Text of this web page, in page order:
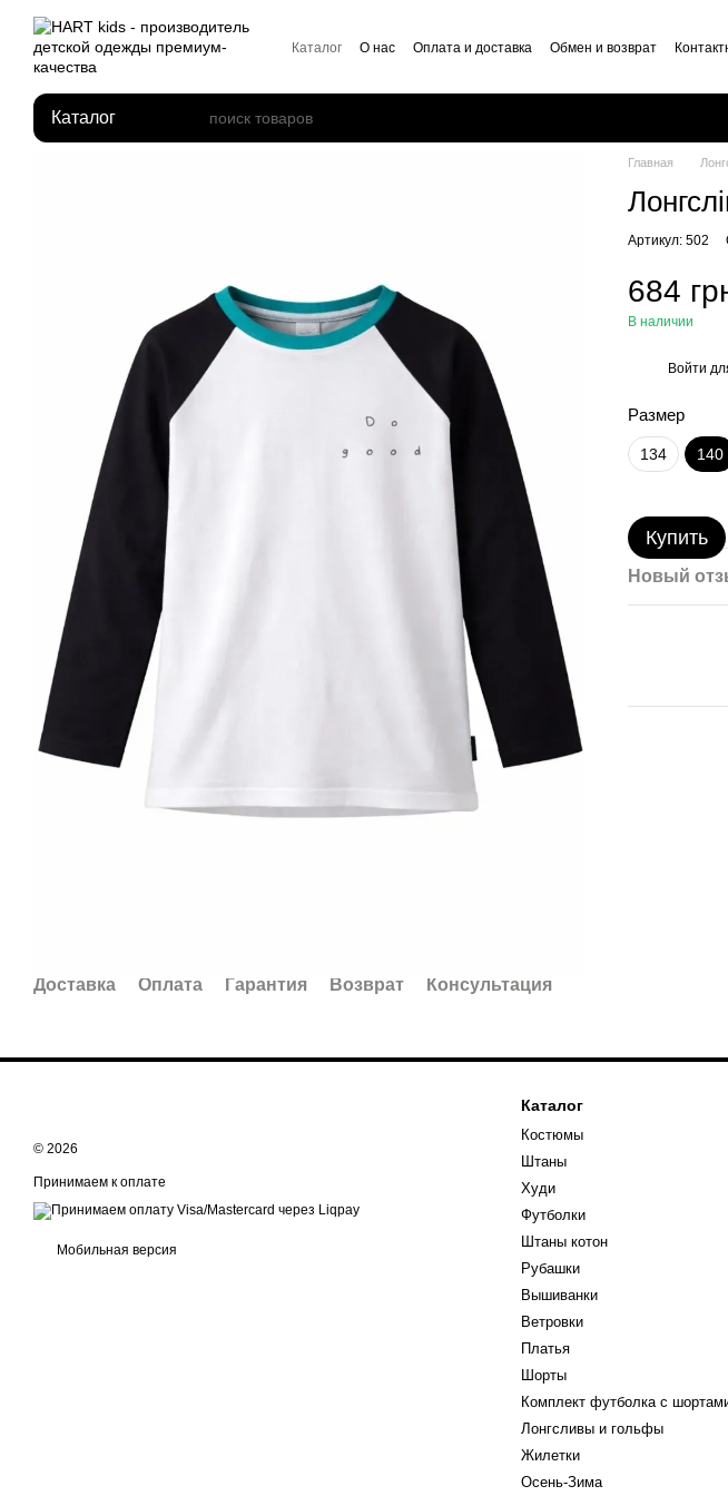
Перейти к основному контенту
Каталог О нас Оплата и доставка Обмен и возврат
Каталог
Доставка Оплата Гарантия Возврат Консультация
Главная
Артикул: 502
684
В наличии
Войти
Размер
134 140
Купить
Новый
© 2026
Принимаем к оплате
Мобильная версия
Каталог
Костюмы
Штаны
Худи
Футболки
Штаны котон
Рубашки
Вышиванки
Ветровки
Платья
Шорты
Комплект футболка с
Лонгсливы и гольфы
Жилетки
Осень-Зима